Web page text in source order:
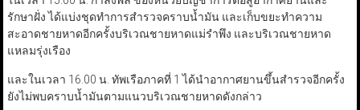
รักษาฝั่ง ได้แบ่งชุดทำการสำรวจคราบน้ำมัน และเก็บขยะทำความ
สะอาดชายหาดอีกครั้งบริเวณชายหาดแม่รำพึง และบริเวณชายหาด
แหลมรุ่งเรือง
และในเวลา 16.00 น. ทัพเรือภาคที่ 1 ได้นำอากาศยานขึ้นสำรวจอีกครั้ง
ยังไม่พบคราบน้ำมันตามแนวบริเวณชายหาดดังกล่าว